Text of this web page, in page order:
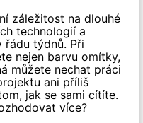
záležitost na dlouhé
technologií a
řádu týdnů. Při
nejen barvu omítky,
můžete nechat práci
ani příliš
jak se sami cítíte.
více?